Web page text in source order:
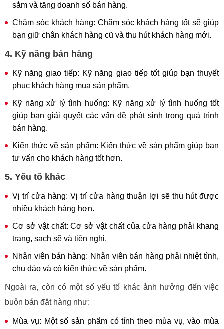
sắm và tăng doanh số bán hàng.
Chăm sóc khách hàng: Chăm sóc khách hàng tốt sẽ giúp
bạn giữ chân khách hàng cũ và thu hút khách hàng mới.
4. Kỹ năng bán hàng
Kỹ năng giao tiếp: Kỹ năng giao tiếp tốt giúp bạn thuyết
phục khách hàng mua sản phẩm.
Kỹ năng xử lý tình huống: Kỹ năng xử lý tình huống tốt
giúp bạn giải quyết các vấn đề phát sinh trong quá trình
bán hàng.
Kiến thức về sản phẩm: Kiến thức về sản phẩm giúp bạn
tư vấn cho khách hàng tốt hơn.
5. Yếu tố khác
Vị trí cửa hàng: Vị trí cửa hàng thuận lợi sẽ thu hút được
nhiều khách hàng hơn.
Cơ sở vật chất: Cơ sở vật chất của cửa hàng phải khang
trang, sạch sẽ và tiện nghi.
Nhân viên bán hàng: Nhân viên bán hàng phải nhiệt tình,
chu đáo và có kiến thức về sản phẩm.
Ngoài ra, còn có một số yếu tố khác ảnh hưởng đến việc
buôn bán đắt hàng như:
Mùa vụ: Một số sản phẩm có tính theo mùa vụ, vào mùa